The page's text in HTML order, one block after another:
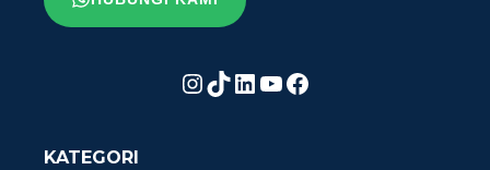
Instagram
TikTok
LinkedIn
YouTube
Facebook
KATEGORI